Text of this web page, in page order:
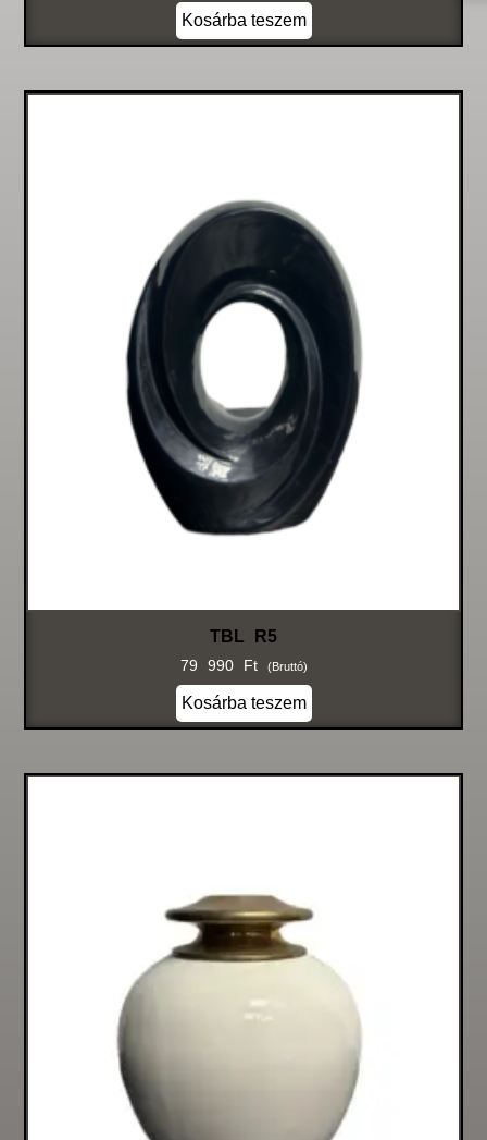
Kosárba teszem
TBL R5
79 990 Ft (bruttó)
Kosárba teszem